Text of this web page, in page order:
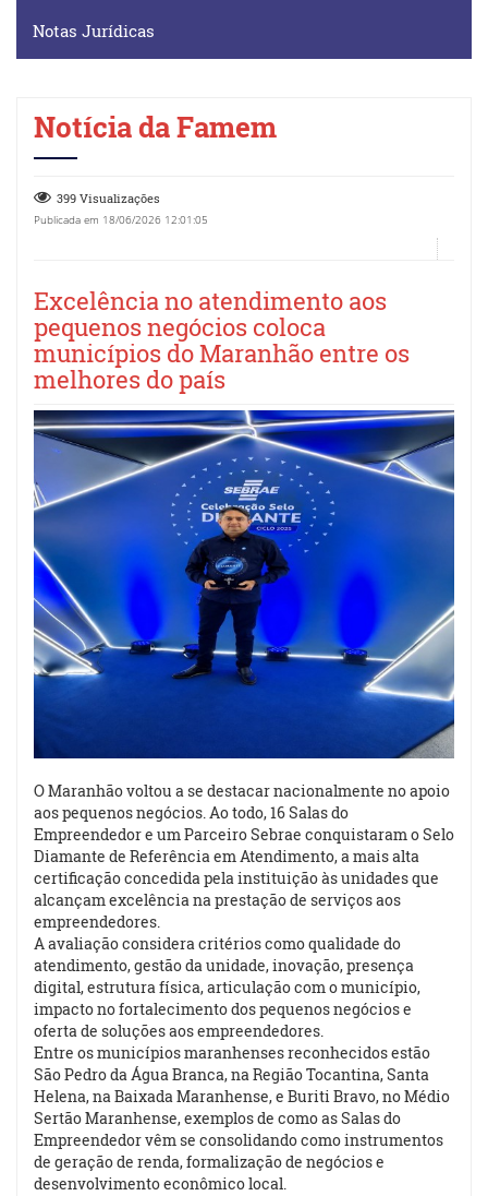
Notas Jurídicas
Notícia da Famem
399 Visualizações
Publicada em 18/06/2026 12:01:05
Excelência no atendimento aos
pequenos negócios coloca
municípios do Maranhão entre os
melhores do país
O Maranhão voltou a se destacar nacionalmente no apoio
aos pequenos negócios. Ao todo, 16 Salas do
Empreendedor e um Parceiro Sebrae conquistaram o Selo
Diamante de Referência em Atendimento, a mais alta
certificação concedida pela instituição às unidades que
alcançam excelência na prestação de serviços aos
empreendedores.
A avaliação considera critérios como qualidade do
atendimento, gestão da unidade, inovação, presença
digital, estrutura física, articulação com o município,
impacto no fortalecimento dos pequenos negócios e
oferta de soluções aos empreendedores.
Entre os municípios maranhenses reconhecidos estão
São Pedro da Água Branca, na Região Tocantina, Santa
Helena, na Baixada Maranhense, e Buriti Bravo, no Médio
Sertão Maranhense, exemplos de como as Salas do
Empreendedor vêm se consolidando como instrumentos
de geração de renda, formalização de negócios e
desenvolvimento econômico local.